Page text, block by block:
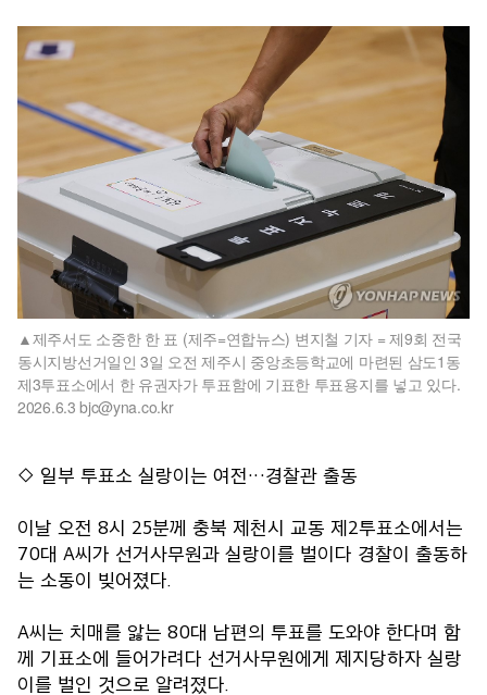
제주서도 소중한 한 표 (제주=연합뉴스) 변지철 기자 = 제9회 전국
동시지방선거일인 3일 오전 제주시 중앙초등학교에 마련된 삼도1동
제3투표소에서 한 유권자가 투표함에 기표한 투표용지를 넣고 있다.
2026.6.3 bjc@yna.co.kr
◇ 일부 투표소 실랑이는 여전…경찰관 출동
이날 오전 8시 25분께 충북 제천시 교동 제2투표소에서는
70대 A씨가 선거사무원과 실랑이를 벌이다 경찰이 출동하
는 소동이 빚어졌다.
A씨는 치매를 앓는 80대 남편의 투표를 도와야 한다며 함
께 기표소에 들어가려다 선거사무원에게 제지당하자 실랑
이를 벌인 것으로 알려졌다.